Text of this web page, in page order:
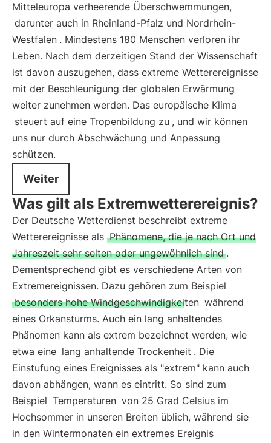
Mitteleuropa verheerende Überschwemmungen,
darunter auch in Rheinland-Pfalz und Nordrhein-
Westfalen . Mindestens 180 Menschen verloren ihr
Leben. Nach dem derzeitigen Stand der Wissenschaft
ist davon auszugehen, dass extreme Wetterereignisse
mit der Beschleunigung der globalen Erwärmung
weiter zunehmen werden. Das europäische Klima
steuert auf eine Tropenbildung zu , und wir können
uns nur durch Abschwächung und Anpassung
schützen.
Weiter
Was gilt als Extremwetterereignis?
Der Deutsche Wetterdienst beschreibt extreme
Wetterereignisse als Phänomene, die je nach Ort und
Jahreszeit sehr selten oder ungewöhnlich sind .
Dementsprechend gibt es verschiedene Arten von
Extremereignissen. Dazu gehören zum Beispiel
besonders hohe Windgeschwindigkeiten während
eines Orkansturms. Auch ein lang anhaltendes
Phänomen kann als extrem bezeichnet werden, wie
etwa eine lang anhaltende Trockenheit . Die
Einstufung eines Ereignisses als "extrem" kann auch
davon abhängen, wann es eintritt. So sind zum
Beispiel Temperaturen von 25 Grad Celsius im
Hochsommer in unseren Breiten üblich, während sie
in den Wintermonaten ein extremes Ereignis